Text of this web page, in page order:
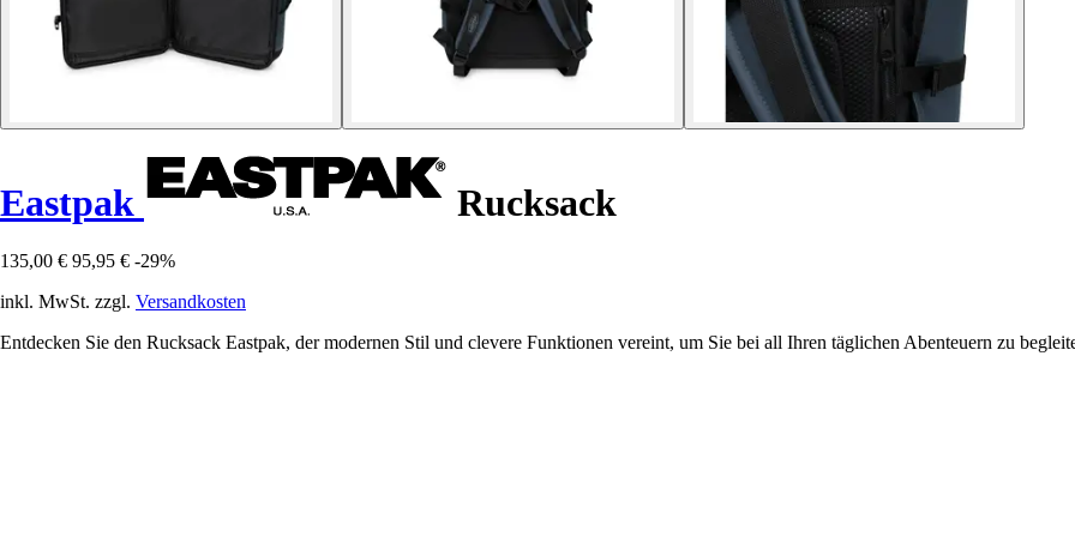
Eastpak Rucksack
135,00 € 95,95 € -29%
inkl. MwSt. zzgl. Versandkosten
Entdecken Sie den Rucksack Eastpak, der modernen Stil und clevere Funktionen vereint, um Sie bei all Ihren täglichen Abenteuern zu